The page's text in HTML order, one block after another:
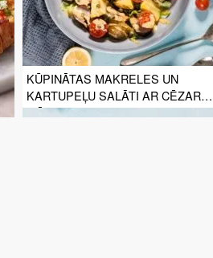
KŪPINĀTAS MAKRELES UN
KARTUPEĻU SALĀTI AR CĒZARA
MĒRCI